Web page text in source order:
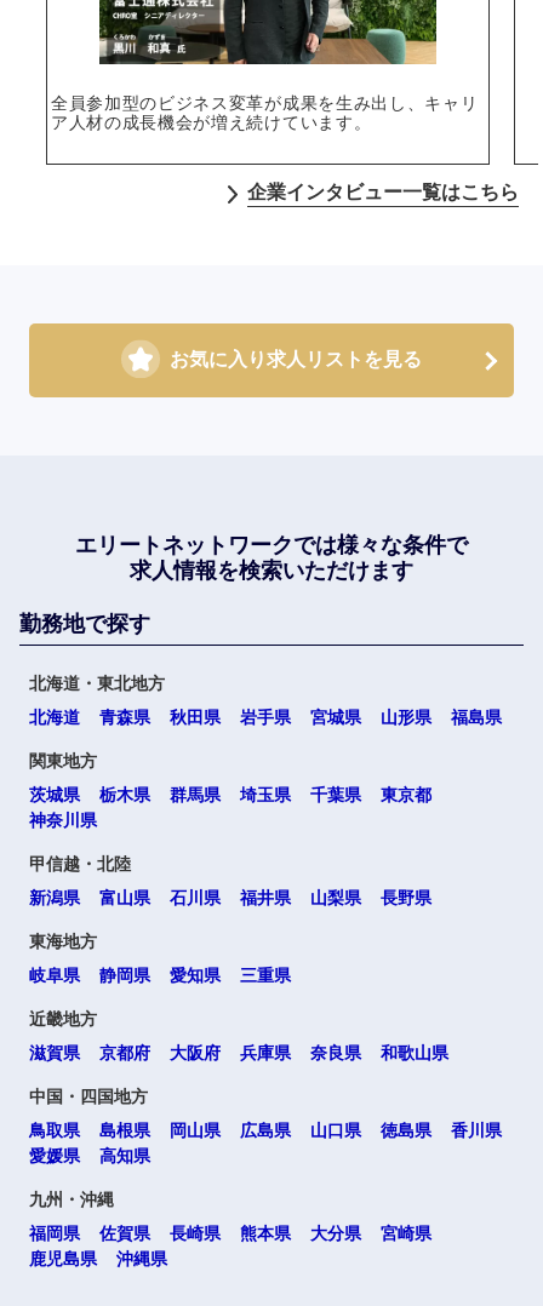
全員参加型のビジネス変革が成果を生み出し、キャリ
ア人材の成長機会が増え続けています。
企業インタビュー一覧はこちら
お気に入り求人リストを見る
エリートネットワークでは様々な条件で
求人情報を検索いただけます
勤務地で探す
北海道・東北地方
北海道
青森県 秋田県 岩手県 宮城県 山形県 福島県
関東地方
茨城県
栃木県 群馬県 埼玉県 千葉県
東京都
神奈川県
甲信越・北陸
新潟県
富山県 石川県 福井県 山梨県 長野県
東海地方
岐阜県
静岡県 愛知県 三重県
近畿地方
滋賀県
京都府 大阪府 兵庫県 奈良県 和歌山県
中国・四国地方
鳥取県
島根県 岡山県 広島県 山口県 徳島県
香川県
愛媛県
高知県
九州・沖縄
福岡県
佐賀県 長崎県 熊本県 大分県
宮崎県
鹿児島県
沖縄県